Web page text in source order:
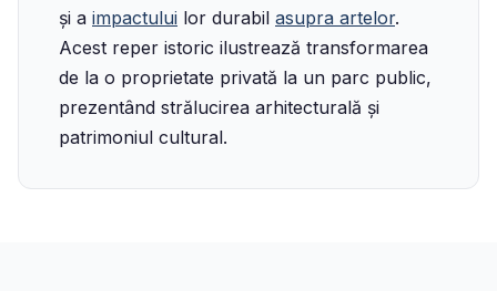
și a impactului lor durabil asupra artelor.
Acest reper istoric ilustrează transformarea
de la o proprietate privată la un parc public,
prezentând strălucirea arhitecturală și
patrimoniul cultural.